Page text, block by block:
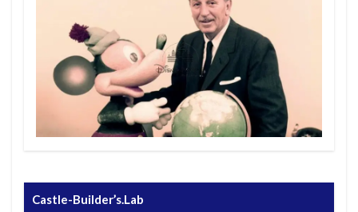
Castle-Builder’s.Lab